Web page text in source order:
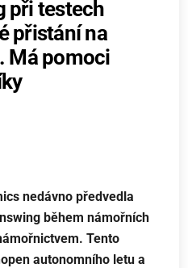
při testech
přistání na
Má pomoci
nedávno předvedla
během námořních
Tento
autonomního letu a